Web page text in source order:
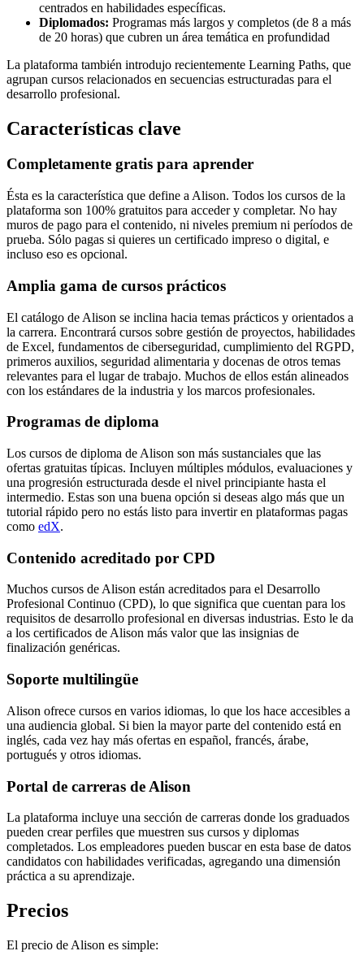
centrados en habilidades específicas.
Diplomados: Programas más largos y completos (de 8 a más
de 20 horas) que cubren un área temática en profundidad
La plataforma también introdujo recientemente Learning Paths, que
agrupan cursos relacionados en secuencias estructuradas para el
desarrollo profesional.
Características clave
Completamente gratis para aprender
Ésta es la característica que define a Alison. Todos los cursos de la
plataforma son 100% gratuitos para acceder y completar. No hay
muros de pago para el contenido, ni niveles premium ni períodos de
prueba. Sólo pagas si quieres un certificado impreso o digital, e
incluso eso es opcional.
Amplia gama de cursos prácticos
El catálogo de Alison se inclina hacia temas prácticos y orientados a
la carrera. Encontrará cursos sobre gestión de proyectos, habilidades
de Excel, fundamentos de ciberseguridad, cumplimiento del RGPD,
primeros auxilios, seguridad alimentaria y docenas de otros temas
relevantes para el lugar de trabajo. Muchos de ellos están alineados
con los estándares de la industria y los marcos profesionales.
Programas de diploma
Los cursos de diploma de Alison son más sustanciales que las
ofertas gratuitas típicas. Incluyen múltiples módulos, evaluaciones y
una progresión estructurada desde el nivel principiante hasta el
intermedio. Estas son una buena opción si deseas algo más que un
tutorial rápido pero no estás listo para invertir en plataformas pagas
como edX.
Contenido acreditado por CPD
Muchos cursos de Alison están acreditados para el Desarrollo
Profesional Continuo (CPD), lo que significa que cuentan para los
requisitos de desarrollo profesional en diversas industrias. Esto le da
a los certificados de Alison más valor que las insignias de
finalización genéricas.
Soporte multilingüe
Alison ofrece cursos en varios idiomas, lo que los hace accesibles a
una audiencia global. Si bien la mayor parte del contenido está en
inglés, cada vez hay más ofertas en español, francés, árabe,
portugués y otros idiomas.
Portal de carreras de Alison
La plataforma incluye una sección de carreras donde los graduados
pueden crear perfiles que muestren sus cursos y diplomas
completados. Los empleadores pueden buscar en esta base de datos
candidatos con habilidades verificadas, agregando una dimensión
práctica a su aprendizaje.
Precios
El precio de Alison es simple: